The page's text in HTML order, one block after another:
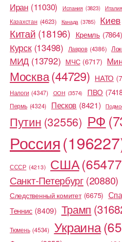
Иран (11030) Испания (3823) Италия
Казахстан (4623) Канада (3785) Киев
Китай (18196) Кремль (7864)
Курск (13498) Лавров (4386)
МИД (13792) МЧС (6717)
Москва(44729) НАТО
Налоги (4347) ООН (3574) ПВО
Пермь (4324) Песков (8421)
Путин (32556) РФ
Россия
СССР (4213) США
Санкт-Петербург (20880)
Следственный комитет (6675)
Теннис (8409) Трамп
Тюмень (4534) Украина